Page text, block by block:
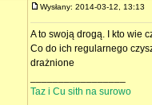
Wysłany: 2014-03-12, 13:13
A to swoją drogą. I kto wie
Co do ich regularnego
drażnione
Taz i Cu sith na surowo